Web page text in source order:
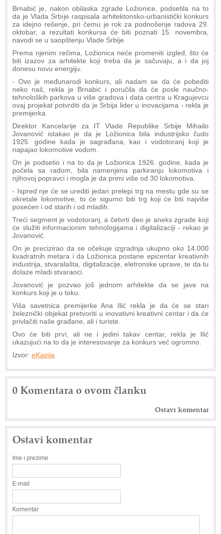
Brnabić je, nakon obilaska zgrade Ložionice, podsetila na to
da je Vlada Srbije raspisala arhitektonsko-urbanistički konkurs
za idejno rešenje, pri čemu je rok za podnošenje radova 29.
oktobar, a rezultati konkursa će biti poznati 15. novembra,
navodi se u saopštenju Vlade Srbije.
Prema njenim rečima, Ložionica neće promeniti izgled, što će
biti izazov za arhitekte koji treba da je sačuvaju, a i da joj
donesu novu energiju.
- Ovo je međunarodi konkurs, ali nadam se da će pobediti
neko naš, rekla je Brnabić i poručila da će posle naučno-
tehnoloških parkova u više gradova i data centra u Kragujevcu
ovaj projekat potvrditi da je Srbija lider u inovacijama - rekla je
premijerka.
Direktor Kancelarije za IT Vlade Republike Srbije Mihailo
Jovanović istakao je da je Ložionica bila industrijsko čudo
1925. godine kada je sagrađana, kao i vodotoranj koji je
napajao lokomotive vodom.
On je podsetio i na to da je Ložionica 1926. godine, kada je
počela sa radom, bila namenjena parkiranju lokomotiva i
njihovoj popravci i mogla je da primi više od 30 lokomotiva.
- Ispred nje će se urediti jedan prelepi trg na mestu gde su se
okretale lokomotive, to će sigurno biti trg koji će biti najviše
posećen i od starih i od mladih.
Treći segment je vodotoranj, a četvrti deo je aneks zgrade koji
će služiti informacionim tehnologijama i digitalizaciji - rekao je
Jovanović.
On je precizirao da se očekuje izgradnja ukupno oko 14.000
kvadratnih metara i da Ložionica postane epicentar kreativnih
industrija, stvaralašta, digitalizacije, eletronske uprave, te da tu
dolaze mladi stvaraoci.
Jovanović je pozvao još jednom arhitekte da se jave na
konkurs koji je u toku.
Viša savetnica premijerke Ana Ilić rekla je da će se stari
železnički objekat pretvoriti u inovativni kreativni centar i da će
privlačiti naše građane, ali i turiste.
Ovo će biti prvi, ali ne i jedini takav centar, rekla je Ilić
ukazujući na to da je interesovanje za konkurs već ogromno.
Izvor: eKapija
0 Komentara o ovom članku
Ostavi komentar
Ostavi komentar
Ime i prezime
E-mail
Komentar